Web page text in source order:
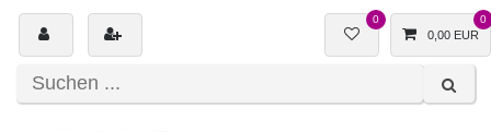
0 0
0,00 EUR